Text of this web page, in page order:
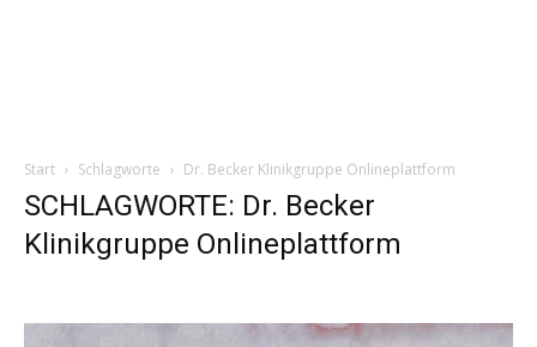
Start Schlagworte Dr. Becker Klinikgruppe Onlineplattform
SCHLAGWORTE: Dr. Becker
Klinikgruppe Onlineplattform